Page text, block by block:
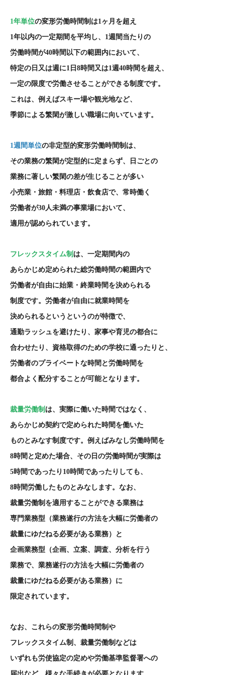
1 年単位の変形労働時間制は1 ヶ月を超え
1 年以内の一定期間を平均し、 1 週間当たりの
労働時間が40時間以下の範囲内において、
特定の日又は週に1 日 8時間又は1 週 40時間を超え、
一定の限度で労働させることができる制度です。
これは、例えばスキー場や観光地など、
季節による繁閑が激しい職場に向いています。
1 週間単位の非定型的変形労働時間制は、
その業務の繁閑が定型的に定まらず、日ごとの
業務に著しい繁閑の差が生じることが多い
小売業・旅館・料理店・飲食店で、常時働く
労働者が30 人未満の事業場において、
適用が認められています。
フレックスタイム制 は、一定期間内の
あらかじめ定められた総労働時間の範囲内で
労働者が自由に始業・終業時間を決められる
制度です。労働者が自由に就業時間を
決められるというというのが特徴で、
通勤ラッシュを避けたり、家事や育児の都合に
合わせたり、資格取得のための学校に通ったりと、
労働者のプライベートな時間と労働時間を
都合よく配分することが可能となります。
裁量労働制 は、実際に働いた時間ではなく、
あらかじめ契約で定められた時間を働いた
ものとみなす制度です。例えばみなし労働時間を
8時間と定めた場合、その日の労働時間が実際は
5時間であったり 10時間であったりしても、
8時間労働したものとみなします。なお、
裁量労働制を適用することができる業務は
専門業務型（業務遂行の方法を大幅に労働者の
裁量にゆだねる必要がある業務）と
企画業務型（企画、立案、調査、分析を行う
業務で、業務遂行の方法を大幅に労働者の
裁量にゆだねる必要がある業務）に
限定されています。
なお、これらの変形労働時間制や
フレックスタイム制、裁量労働制などは
いずれも労使協定の定めや労働基準監督署への